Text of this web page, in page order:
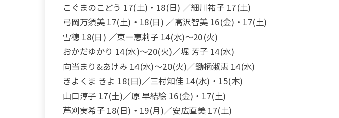
こぐまのこどう 17(土)・18(日) ／細川祐子 17(土)
弓岡万須美 17(土)・18(日) ／高沢智美 16(金)・17(土)
雪穂 18(日) ／東一恵莉子 14(水)～20(火)
おかだゆかり 14(水)～20(火)／堀 芳子 14(水)
向当まり&あけみ 14(水)～20(火)／鋤柄淑恵 14(水)
きよくま きよ 18(日)／三村知佳 14(水)・15(木)
山口淳子 17(土)／原 早結絵 16(金)・17(土)
芦刈実希子 18(日)・19(月)／安広直美 17(土)